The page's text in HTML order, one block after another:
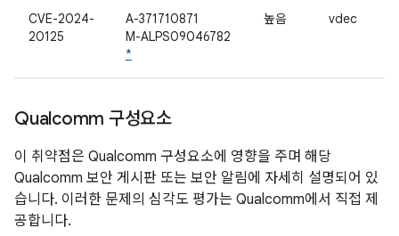
CVE-2024-
20125
A-371710871
M-ALPS09046782
*
높음 vdec
Qualcomm 구성요소
이 취약점은 Qualcomm 구성요소에 영향을 주며 해당
Qualcomm 보안 게시판 또는 보안 알림에 자세히 설명되어 있
습니다. 이러한 문제의 심각도 평가는 Qualcomm에서 직접 제
공합니다.